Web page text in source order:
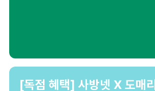
[독점 혜택] 사방넷 X 도매